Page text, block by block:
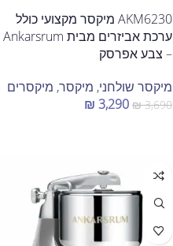
AKM6230 מיקסר מקצועי כולל
ערכת אביזרים מבית Ankarsrum
– צבע אפרסק
מיקסר שולחני, מיקסר, מיקסרים
₪3,690
₪ 3,290